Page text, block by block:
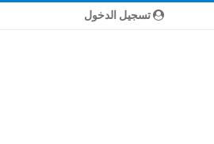
تسجيل الدخول